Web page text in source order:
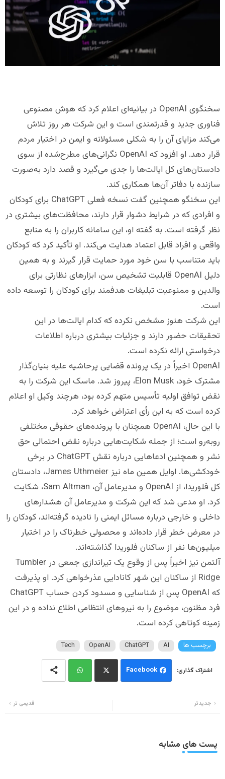
سخنگوی OpenAI در بیانیه‌ای اعلام کرد که هوش مصنوعی
فناوری جدید و قدرتمندی است و این شرکت هر روز تلاش
می‌کند مزایای آن را به شکلی مسئولانه و ایمن در اختیار مردم
قرار دهد. او افزود که OpenAI نگرانی‌های مطرح‌شده از سوی
دادستان‌های کل ایالت‌ها را جدی می‌گیرد و قصد دارد به‌صورت
سازنده با دفاتر آن‌ها همکاری کند.
این سخنگو همچنین گفت نسخه فعلی ChatGPT برای کودکان
و افرادی که در شرایط دشوار قرار دارند، محافظت‌های بیشتری در
نظر گرفته است. به گفته او، این سامانه کاربران را به منابع
واقعی و افراد قابل اعتماد هدایت می‌کند. او تأکید کرد که کودکان
باید متناسب با سن خود مورد حمایت قرار گیرند و به همین
دلیل OpenAI قابلیت تشخیص سن، ابزارهای نظارتی برای
والدین و ممنوعیت تبلیغات هدفمند برای کودکان را توسعه داده
است.
این شرکت هنوز مشخص نکرده که کدام ایالت‌ها در این
تحقیقات حضور دارند و جزئیات بیشتری درباره اطلاعات
درخواستی ارائه نکرده است.
OpenAI اخیراً در یک پرونده قضایی پرحاشیه علیه بنیان‌گذار
مشترک خود، Elon Musk، پیروز شد. ماسک این شرکت را به
نقض توافق اولیه تأسیس متهم کرده بود، هرچند وکیل او اعلام
کرده است که به این رأی اعتراض خواهد کرد.
با این حال، OpenAI همچنان با پرونده‌های حقوقی مختلفی
روبه‌رو است؛ از جمله شکایت‌هایی درباره نقض احتمالی حق
نشر و همچنین ادعاهایی درباره نقش ChatGPT در برخی
خودکشی‌ها. اوایل همین ماه نیز James Uthmeier، دادستان
کل فلوریدا، از OpenAI و مدیرعامل آن، Sam Altman، شکایت
کرد. او مدعی شد که این شرکت و مدیرعامل آن هشدارهای
داخلی و خارجی درباره مسائل ایمنی را نادیده گرفته‌اند، کودکان را
در معرض خطر قرار داده‌اند و محصولی خطرناک را در اختیار
میلیون‌ها نفر از ساکنان فلوریدا گذاشته‌اند.
آلتمن نیز اخیراً پس از وقوع یک تیراندازی جمعی در Tumbler
Ridge از ساکنان این شهر کانادایی عذرخواهی کرد. او پذیرفت
که OpenAI پس از شناسایی و مسدود کردن حساب ChatGPT
فرد مظنون، موضوع را به نیروهای انتظامی اطلاع نداده و در این
زمینه کوتاهی کرده است.
برچسب ها AI
ChatGPT
OpenAI
Tech
Facebook
جدیدتر قدیمی تر
پست های مشابه